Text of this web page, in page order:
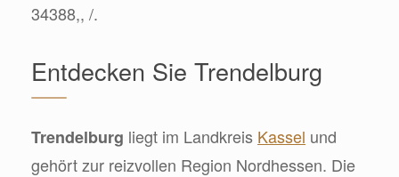
34388,, /.
Entdecken Sie Trendelburg
Trendelburg liegt im Landkreis Kassel und
gehört zur reizvollen Region Nordhessen. Die